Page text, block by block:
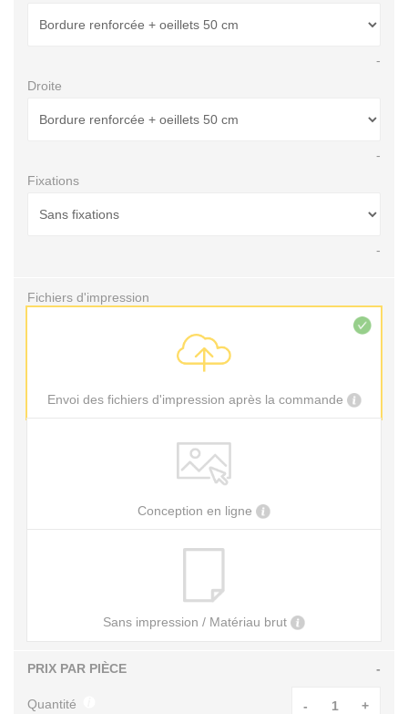
-
Droite
-
Fixations
-
Fichiers d'impression
Envoi des fichiers d'impression après la commande
Conception en ligne
Sans impression / Matériau brut
PRIX PAR PIÈCE -
Quantité - +